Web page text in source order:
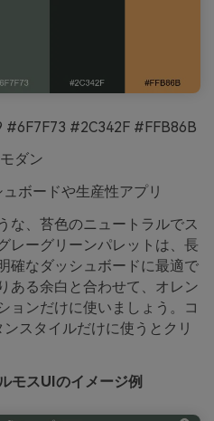
#6F7F73 #2C342F #FFB86B
ダン
ボードや生産性アプリ
な、苔色のニュートラルでス
レーグリーンパレットは、長
確なダッシュボードに最適で
ある余白と合わせて、オレン
ョンだけに使いましょう。コ
スタイルだけに使うとクリ
モスUIのイメージ例